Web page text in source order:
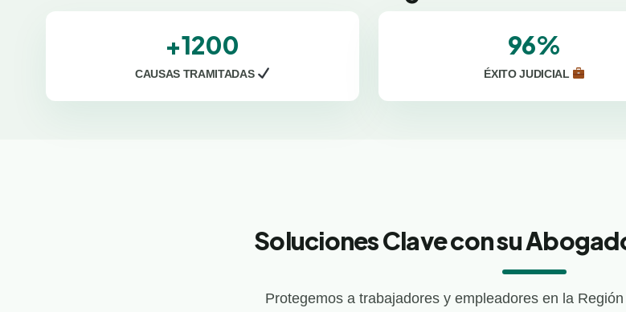
+1200
CAUSAS TRAMITADAS
96%
ÉXITO JUDICIAL
Soluciones Clave con su
Protegemos a trabajadores y empleadores en la